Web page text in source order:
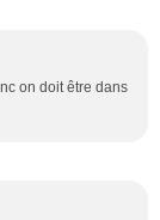
on doit être dans